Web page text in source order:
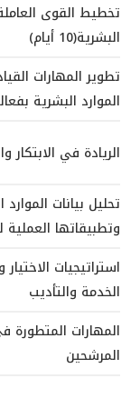
تخطيط القوى
البشرية(10 أيام)
تطوير المهارات
الموارد البشرية
الريادة في الابتكار
تحليل بيانات
وتطبيقاتها
استراتيجيات
الخدمة والتأديب
المهارات المتطورة
المرشحين